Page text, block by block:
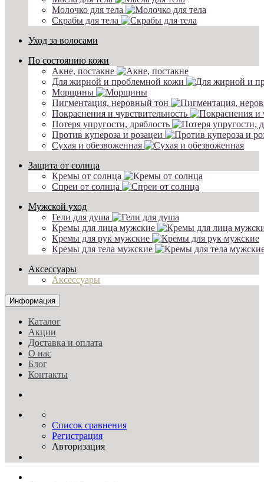
Молочко для тела
Скрабы для тела
Уход за волосами
По состоянию кожи
Акне, постакне
Для жирной и проблемной кожи
Морщины
Пигментация, неровный тон
Покраснения и чувствительность
Потеря упругости, дряблость
Против купероза и розацеи
Сухая и обезвоженная
Защита от солнца
Кремы от солнца
Спреи от солнца
Мужской уход
Гели для душа
Кремы для лица мужские
Кремы для рук мужские
Кремы для тела мужские
Аксессуары
Аксессуары
Информация
Каталог
Акции
Доставка и оплата
О нас
Блог
Контакты
Список сравнения
Регистрация
Авторизация